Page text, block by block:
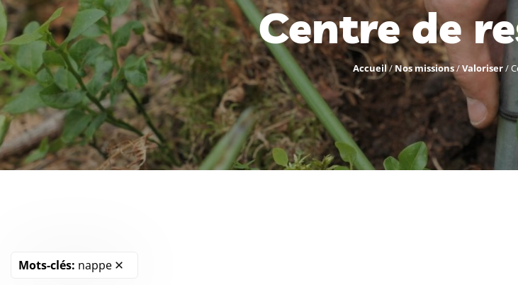
Centre de
Accueil/Nos missions/Valoriser/
Mots-clés: nappe